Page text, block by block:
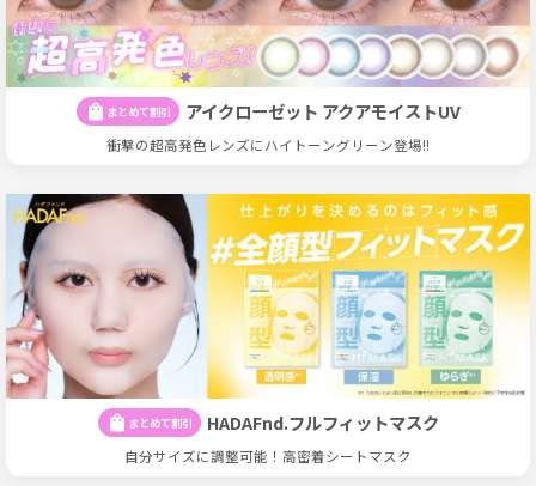
shopping_bag まとめて割引 アイクローゼット アクアモイストUV
衝撃の超高発色レンズにハイトーングリーン登場!!
shopping_bag まとめて割引 HADAFnd.フルフィットマスク
自分サイズに調整可能！高密着シートマスク